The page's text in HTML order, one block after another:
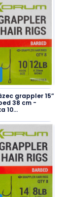
grappler 15”
38 cm -
10